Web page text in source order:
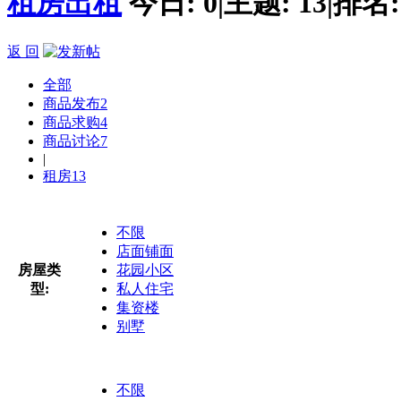
返 回
全部
商品发布2
商品求购4
商品讨论7
|
租房13
房屋类
型:
不限
店面铺面
花园小区
私人住宅
集资楼
别墅
不限